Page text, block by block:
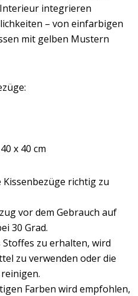
integrieren
– von einfarbigen
mit gelben Mustern
x 40 cm
Kissenbezüge richtig zu
vor dem Gebrauch auf
30 Grad.
zu erhalten, wird
zu verwenden oder die
Farben wird empfohlen,